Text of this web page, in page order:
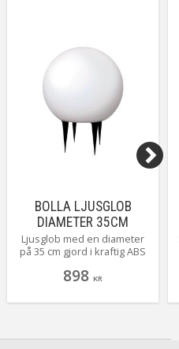
BOLLA LJUSGLOB
DIAMETER 35CM
Ljusglob med en diameter
på 35 cm gjord i kraftig ABS
solen. Med sin E27 sockel
ljuskälla.
898 KR